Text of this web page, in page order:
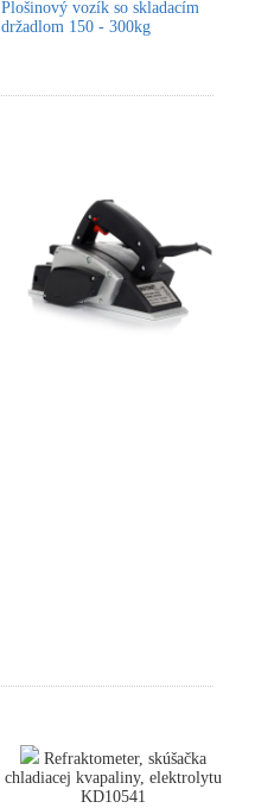
Plošinový vozík so skladacím
držadlom 150 - 300kg
Refraktometer, skúšačka
chladiacej kvapaliny, elektrolytu
KD10541